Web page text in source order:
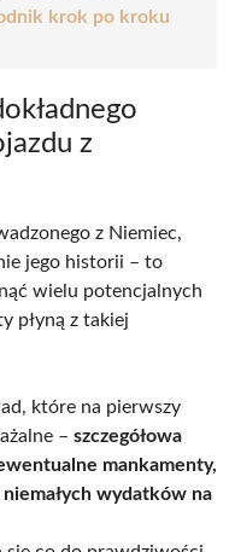
krok po kroku
z
z Niemiec,
jego historii – to
wielu potencjalnych
płyną z takiej
które na pierwszy
– szczegółowa
mankamenty,
niemałych wydatków na